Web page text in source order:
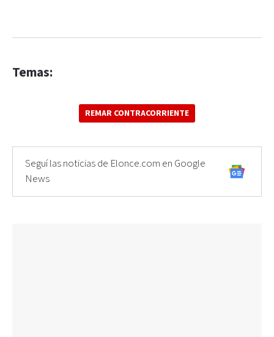
Temas:
REMAR CONTRACORRIENTE
Seguí las noticias de Elonce.com en Google
News